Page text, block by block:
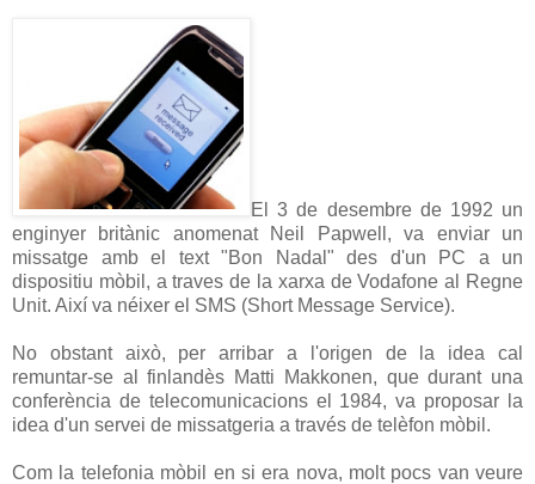
El 3 de desembre de 1992 un
enginyer
britànic anomenat Neil Papwell ,
va enviar un
missatge
amb el text "Bon Nadal " des d'un
PC a un
dispositiu mòbil , a traves de la xarxa de Vodafone al
Regne
Unit. Així va néixer el SMS (Short Message Service).
No obstant això, per arribar a l'origen de la idea
cal
remuntar-se al
finlandès Matti Makkonen, que durant una
conferència de telecomunicacions el 1984, va proposar
la
idea d'un servei de missatgeria a través de telèfon mòbil .
Com la telefonia mòbil en si era nova, molt pocs van veure